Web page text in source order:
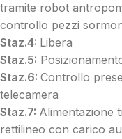
tramite robot
controllo pezzi
Staz.4: Libera
Staz.5:
Staz.6: Controllo
telecamera
Staz.7: Alimentazione
rettilineo con carico